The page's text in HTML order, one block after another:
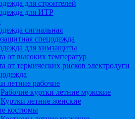
для строителей
для ИТР
сигнальная
спецодежда
для химзащиты
от высоких температур
от термических рисков электродуги
летние рабочие
Рабочие куртки летние мужские
Куртки летние женские
костюмы